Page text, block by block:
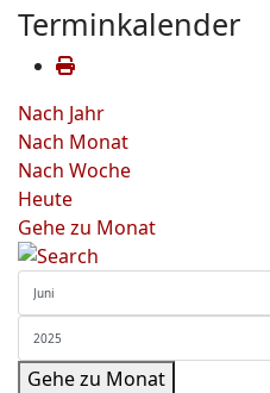
Terminkalender
Nach Jahr
Nach Monat
Nach Woche
Heute
Gehe zu Monat
Gehe zu Monat